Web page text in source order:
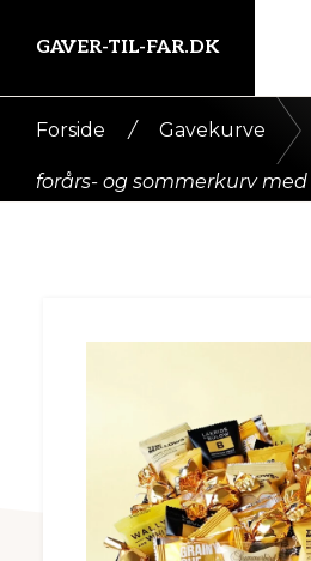
indhold
GAVER-TIL-FAR.DK
Forside / Gavekurve
forårs- og sommerkurv